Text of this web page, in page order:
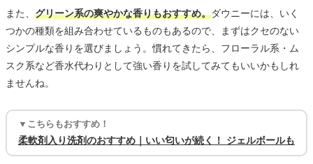
また、 グリーン系の爽やかな香りもおすすめ。ダウニーには、いく
つかの種類を組み合わせているものもあるので、まずはクセのない
シンプルな香りを選びましょう。慣れてきたら、フローラル系・ム
スク系など香水代わりとして強い香りを試してみてもいいかもしれ
ませんね。
▼こちらもおすすめ！
柔軟剤入り洗剤のおすすめ｜いい匂いが続く！ ジェルボールも